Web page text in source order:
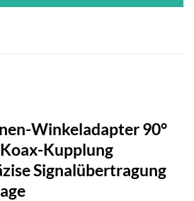
Winkeladapter 90°
Kupplung
Signalübertragung